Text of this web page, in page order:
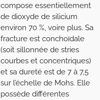
compose essentiellement
de dioxyde de silicium
environ 70 %, voire plus. Sa
fracture est conchoïdale
(soit sillonnée de stries
courbes et concentriques)
et sa dureté est de 7 à 7,5
sur l’échelle de Mohs. Elle
possède différentes